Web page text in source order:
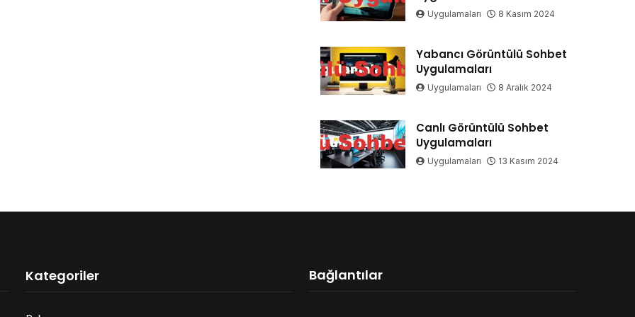
Uygulamaları 8 Kasım 2024
Yabancı Görüntülü Sohbet
Uygulamaları
Uygulamaları 8 Aralık 2024
Canlı Görüntülü Sohbet
Uygulamaları
Uygulamaları 13 Kasım 2024
Kategoriler Bağlantılar